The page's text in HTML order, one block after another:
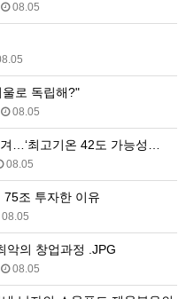
08.05
로 독립해?"
08.05
…‘최고기온 42도 가능성…
08.05
75조 투자한 이유
08.05
악의 창업과정 .JPG
08.05